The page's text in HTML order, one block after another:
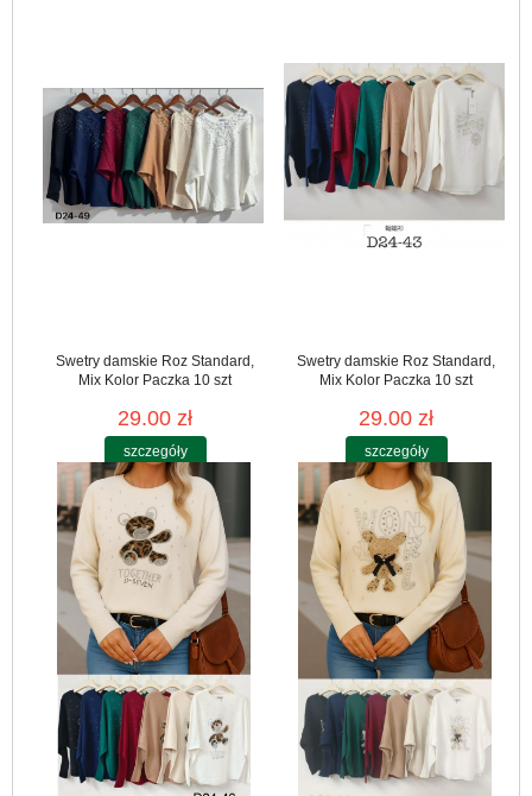
Swetry damskie Roz Standard,
Mix Kolor Paczka 10 szt
29.00 zł
szczegóły
Swetry damskie Roz Standard,
Mix Kolor Paczka 10 szt
29.00 zł
szczegóły